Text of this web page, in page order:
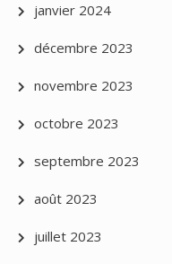
janvier 2024
décembre 2023
novembre 2023
octobre 2023
septembre 2023
août 2023
juillet 2023